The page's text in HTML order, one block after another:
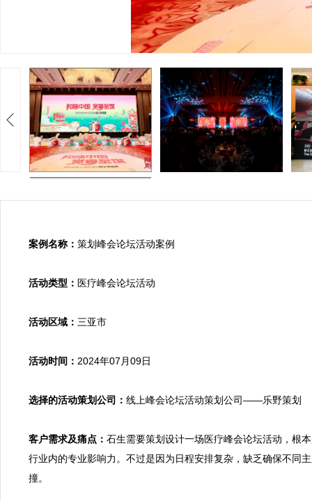
案例名称： 策划峰会论坛活动案例
活动类型： 医疗峰会论坛活动
活动区域： 三亚市
活动时间： 2024年07月09日
选择的活动策划公司： 线上峰会论坛活动策划公司——乐野策划
客户需求及痛点： 石生需要策划设计一场医疗峰会论坛活动，根
行业内的专业影响力。不过是因为日程安排复杂，缺乏确保不同
撞。